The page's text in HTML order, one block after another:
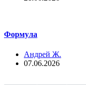
Формула
Андрей Ж.
07.06.2026